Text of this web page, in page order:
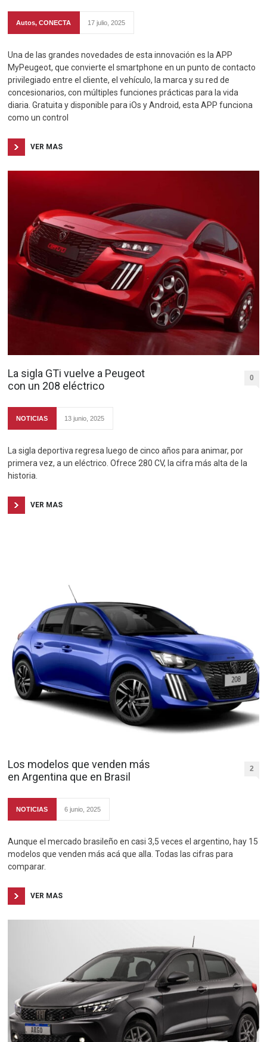
Autos,CONECTA 17 julio, 2025
Una de las grandes novedades de esta innovación es la APP
MyPeugeot, que convierte el smartphone en un punto de contacto
privilegiado entre el cliente, el vehículo, la marca y su red de
concesionarios, con múltiples funciones prácticas para la vida
diaria. Gratuita y disponible para iOs y Android, esta APP funciona
como un control
VER MAS
La sigla GTi vuelve a Peugeot
con un 208 eléctrico
0
NOTICIAS 13 junio, 2025
La sigla deportiva regresa luego de cinco años para animar, por
primera vez, a un eléctrico. Ofrece 280 CV, la cifra más alta de la
historia.
VER MAS
Los modelos que venden más
en Argentina que en Brasil
2
NOTICIAS 6 junio, 2025
Aunque el mercado brasileño en casi 3,5 veces el argentino, hay 15
modelos que venden más acá que alla. Todas las cifras para
comparar.
VER MAS